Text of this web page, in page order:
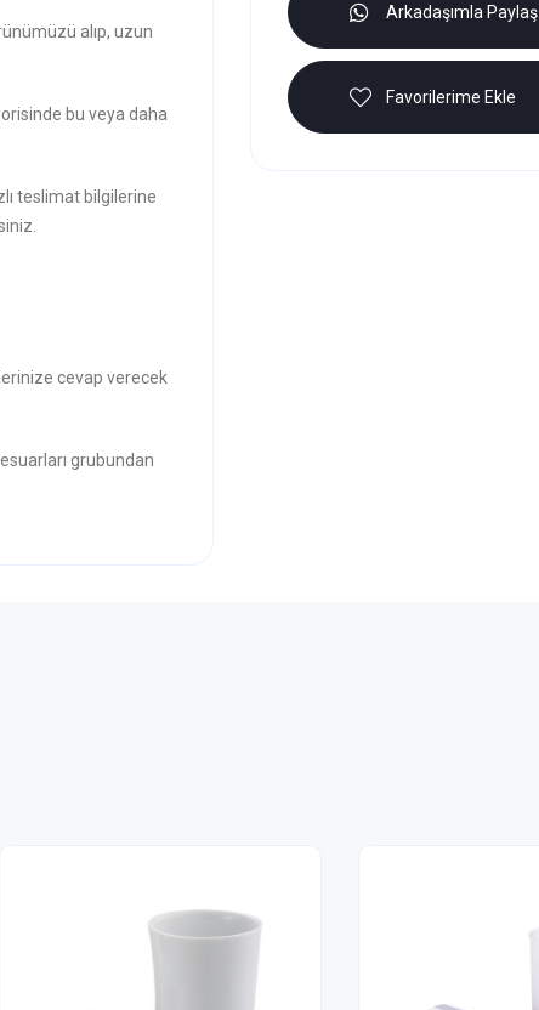
alıp, uzun
bu veya daha
teslimat bilgilerine
cevap verecek
grubundan
Arkadaşımla Paylaş
Favorilerime Ekle